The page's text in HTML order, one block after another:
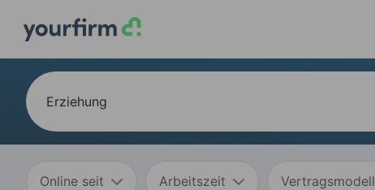
Online seit Arbeitszeit Vertragsmodell